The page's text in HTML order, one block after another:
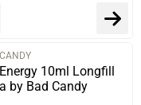
10ml Longfill
by Bad Candy